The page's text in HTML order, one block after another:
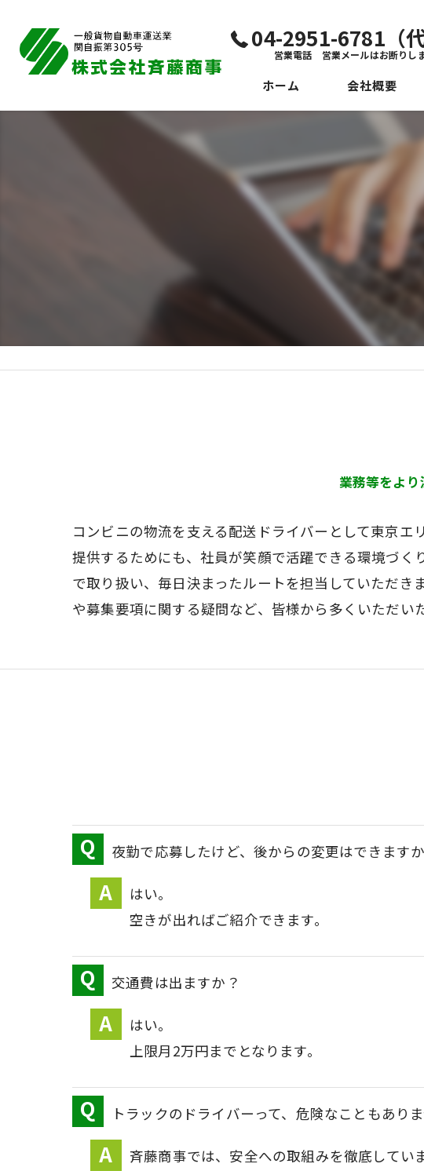
04-2951-6781（代
営業電話 営業メールはお断りしま
ホーム 会社概要
代表挨拶
ビジョン
社員紹介
業務等をよ
コンビニの物流を支える配送ドライバーとして東京
提供するためにも、社員が笑顔で活躍できる環境づ
で取り扱い、毎日決まったルートを担当していただ
や募集要項に関する疑問など、皆様から多くいただい
夜勤で応募したけど、後からの変更はできます
はい。
空きが出ればご紹介できます。
交通費は出ますか？
はい。
上限月2万円までとなります。
トラックのドライバーって、危険なこともあり
斉藤商事では、安全への取組みを徹底していま